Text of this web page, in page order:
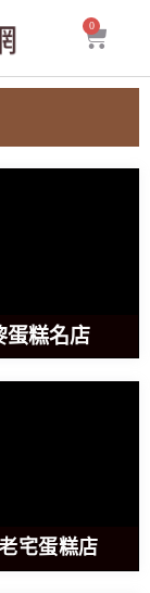
0
蛋糕名店
宅蛋糕店